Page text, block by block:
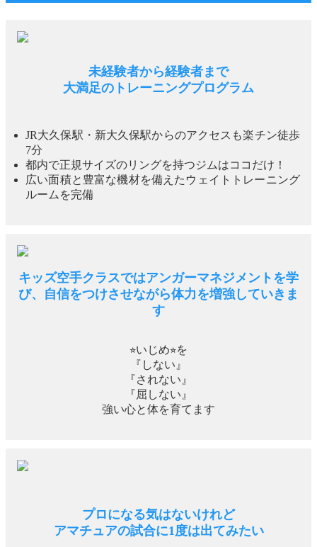
未経験者から経験者まで
大満足のトレーニングプログラム
JR大久保駅・新大久保駅からのアクセスも楽チン徒歩
7分
都内で正規サイズのリングを持つジムはココだけ！
広い面積と豊富な機材を備えたウェイトトレーニング
ルームを完備
キッズ空手クラスではアンガーマネジメントを学
び、自信をつけさせながら体力を増強していきま
す
⭐︎いじめ⭐︎を
『しない』
『されない』
『屈しない』
強い心と体を育てます
プロになる気はないけれど
アマチュアの試合に1度は出てみたい